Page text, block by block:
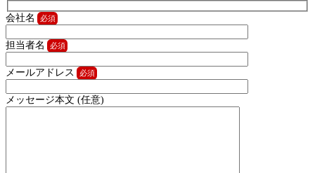
会社名
担当者名
メールアドレス
メッセージ本文 (任意)